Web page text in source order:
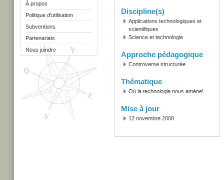
À propos
Politique d'utilisation
Subventions
Partenariats
Nous joindre
Discipline(s)
Applications technologiques et
scientifiques
Science et technologie
Approche pédagogique
Controverse structurée
Thématique
Où la technologie nous amène!
Mise à jour
12 novembre 2008